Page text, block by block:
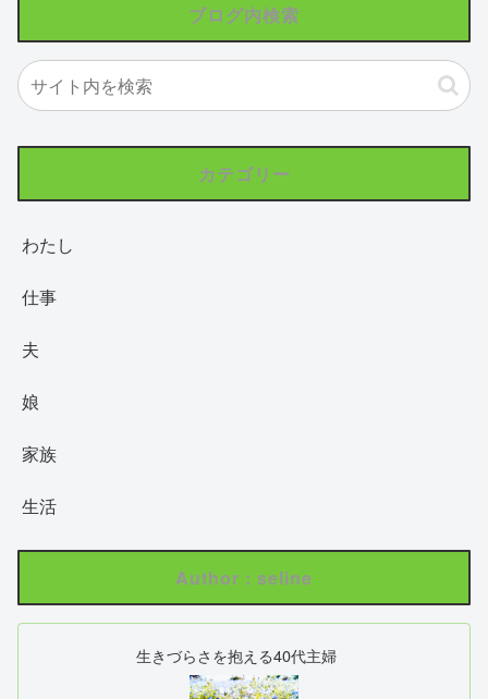
ブログ内検索
カテゴリー
わたし
仕事
夫
娘
家族
生活
Author : seline
生きづらさを抱える40代主婦